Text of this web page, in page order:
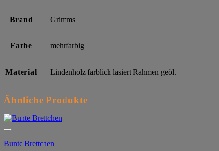
Brand Grimms
Farbe mehrfarbig
Material Lindenholz farblich lasiert Rahmen geölt
Ähnliche Produkte
Bunte Brettchen